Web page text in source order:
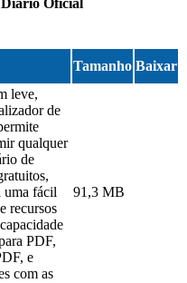
Tamanho Baixar
leve,
de
qualquer
de
fácil
recursos
PDF,
e
com as
91,3 MB